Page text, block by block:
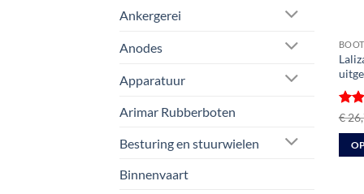
Ankergerei
Anodes
Apparatuur
Arimar Rubberboten
Besturing en stuurwielen
Binnenvaart
€